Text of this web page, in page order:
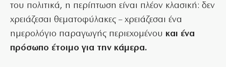
του πολιτικά, η περίπτωση είναι πλέον κλασική: δεν
χρειάζεσαι θεματοφύλακες – χρειάζεσαι ένα
ημερολόγιο παραγωγής περιεχομένου και ένα
πρόσωπο έτοιμο για την κάμερα.